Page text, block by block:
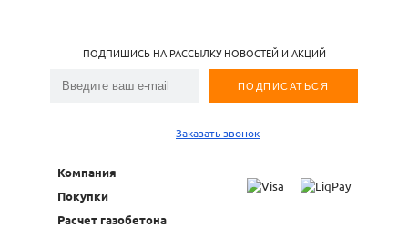
ПОДПИШИСЬ НА РАССЫЛКУ НОВОСТЕЙ И АКЦИЙ
Заказать звонок
Компания
Покупки
Расчет газобетона